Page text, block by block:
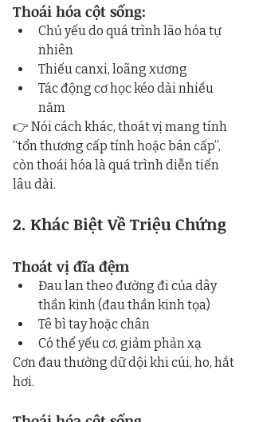
Thoái hóa cột sống:
Chủ yếu do quá trình lão hóa tự
nhiên
Thiếu canxi, loãng xương
Tác động cơ học kéo dài nhiều
năm
👉 Nói cách khác, thoát vị mang tính
“tổn thương cấp tính hoặc bán cấp”,
còn thoái hóa là quá trình diễn tiến
lâu dài.
2. Khác Biệt Về Triệu Chứng
Thoát vị đĩa đệm
Đau lan theo đường đi của dây
thần kinh (đau thần kinh tọa)
Tê bì tay hoặc chân
Có thể yếu cơ, giảm phản xạ
Cơn đau thường dữ dội khi cúi, ho, hắt
hơi.